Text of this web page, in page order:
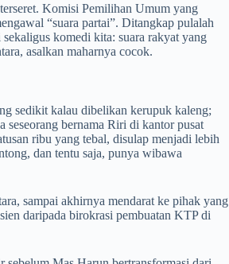
Komisi Pemilihan Umum yang
“suara partai”. Ditangkap pulalah
komedi kita: suara rakyat yang
asalkan maharnya cocok.
sedikit kalau dibelikan kerupuk kaleng;
seseorang bernama Riri di kantor pusat
ribu yang tebal, disulap menjadi lebih
dan tentu saja, punya wibawa
sampai akhirnya mendarat ke pihak yang
daripada birokrasi pembuatan KTP di